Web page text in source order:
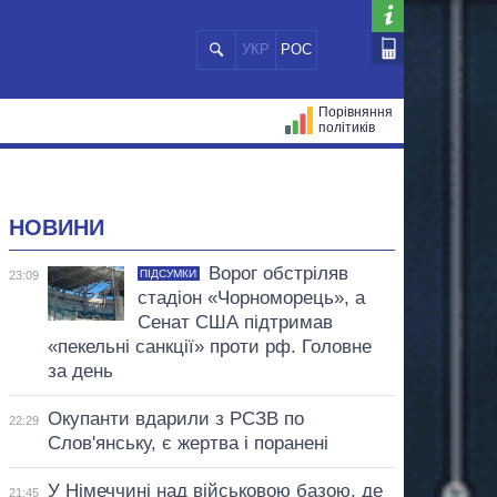
УКР РОС
Порівняння
політиків
НОВИНИ
23:09 ПІДСУМКИ
Ворог обстріляв
стадіон «Чорноморець», а
Сенат США підтримав
«пекельні санкції» проти рф. Головне
за день
22:29
Окупанти вдарили з РСЗВ по
Слов'янську, є жертва і поранені
21:45
У Німеччині над військовою базою, де